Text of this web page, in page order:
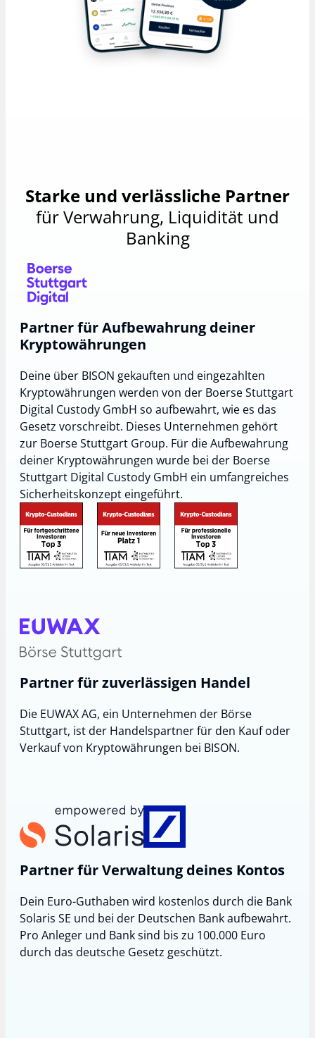
Starke und verlässliche Partner
für Verwahrung, Liquidität und
Banking
Partner für Aufbewahrung deiner
Kryptowährungen
Deine über BISON gekauften und eingezahlten
Kryptowährungen werden von der Boerse Stuttgart
Digital Custody GmbH so aufbewahrt, wie es das
Gesetz vorschreibt. Dieses Unternehmen gehört
zur Boerse Stuttgart Group. Für die Aufbewahrung
deiner Kryptowährungen wurde bei der Boerse
Stuttgart Digital Custody GmbH ein umfangreiches
Sicherheitskonzept eingeführt.
Partner für zuverlässigen Handel
Die EUWAX AG, ein Unternehmen der Börse
Stuttgart, ist der Handelspartner für den Kauf oder
Verkauf von Kryptowährungen bei BISON.
Partner für Verwaltung deines Kontos
Dein Euro-Guthaben wird kostenlos durch die Bank
Solaris SE und bei der Deutschen Bank aufbewahrt.
Pro Anleger und Bank sind bis zu 100.000 Euro
durch das deutsche Gesetz geschützt.